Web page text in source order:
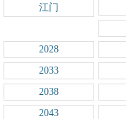
江门
2028
2033
2038
2043